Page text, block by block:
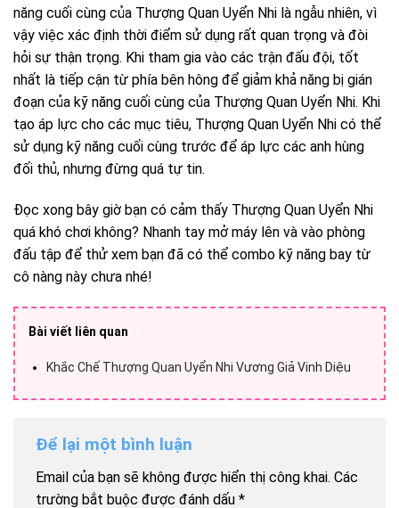
năng cuối cùng của Thượng Quan Uyển Nhi là ngẫu nhiên, vì
vậy việc xác định thời điểm sử dụng rất quan trọng và đòi
hỏi sự thận trọng. Khi tham gia vào các trận đấu đội, tốt
nhất là tiếp cận từ phía bên hông để giảm khả năng bị gián
đoạn của kỹ năng cuối cùng của Thượng Quan Uyển Nhi. Khi
tạo áp lực cho các mục tiêu, Thượng Quan Uyển Nhi có thể
sử dụng kỹ năng cuối cùng trước để áp lực các anh hùng
đối thủ, nhưng đừng quá tự tin.
Đọc xong bây giờ bạn có cảm thấy Thượng Quan Uyển Nhi
quá khó chơi không? Nhanh tay mở máy lên và vào phòng
đấu tập để thử xem bạn đã có thể combo kỹ năng bay từ
cô nàng này chưa nhé!
Bài viết liên quan
Khắc Chế Thượng Quan Uyển Nhi Vương Giả Vinh Diệu
Để lại một bình luận
Email của bạn sẽ không được hiển thị công khai. Các
trường bắt buộc được đánh dấu *